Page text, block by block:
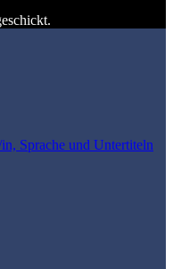
Sprache und Untertiteln